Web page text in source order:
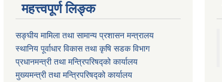
महत्त्वपूर्ण लिङ्क
सङ्घीय मामिला तथा सामान्य प्रशासन मन्त्रालय
स्थानिय पूर्वाधार विकास तथा कृषि सडक विभाग
प्रधानमन्त्री तथा मन्त्रिपरिषद्को कार्यालय
मुख्यमन्त्री तथा मन्त्रिपरिषद्को कार्यालय